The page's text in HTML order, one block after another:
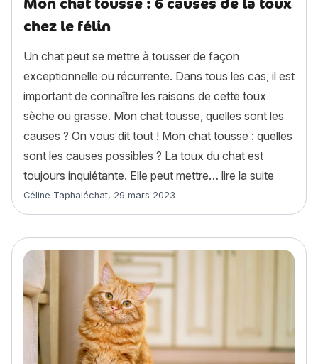
chez le félin
Un chat peut se mettre à tousser de façon
exceptionnelle ou récurrente. Dans tous les cas, il est
important de connaître les raisons de cette toux
sèche ou grasse. Mon chat tousse, quelles sont les
causes ? On vous dit tout ! Mon chat tousse : quelles
sont les causes possibles ? La toux du chat est
toujours inquiétante. Elle peut mettre… lire la suite
Article rédigé par
Céline Taphaléchat, 29 mars 2023